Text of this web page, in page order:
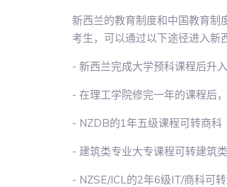
新西兰的教育制度和中国教育制
考生，可以通过以下途径进入新
- 新西兰完成大学预科课程后升
- 在理工学院修完一年的课程后
- NZDB的1年五级课程可转商科
- 建筑类专业大专课程可转建筑
- NZSE/ICL的2年6级IT/商科可